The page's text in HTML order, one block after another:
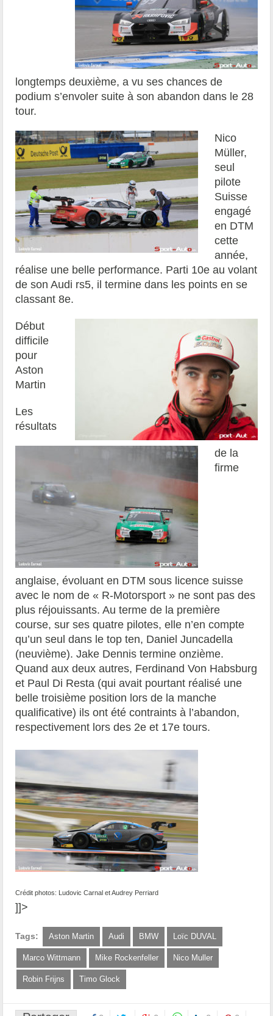
longtemps deuxième, a vu ses chances de
podium s’envoler suite à son abandon dans le 28
tour.
Nico
Müller,
seul
pilote
Suisse
engagé
en DTM
cette
année,
réalise une belle performance. Parti 10e au volant
de son Audi rs5, il termine dans les points en se
classant 8e.
Début
difficile
pour
Aston
Martin
Les
résultats
de la
firme
anglaise, évoluant en DTM sous licence suisse
avec le nom de « R-Motorsport » ne sont pas des
plus réjouissants. Au terme de la première
course, sur ses quatre pilotes, elle n’en compte
qu’un seul dans le top ten, Daniel Juncadella
(neuvième). Jake Dennis termine onzième.
Quand aux deux autres, Ferdinand Von Habsburg
et Paul Di Resta (qui avait pourtant réalisé une
belle troisième position lors de la manche
qualificative) ils ont été contraints à l’abandon,
respectivement lors des 2e et 17e tours.
Crédit photos: Ludovic Carnal et Audrey Perriard
]]>
Tags: Aston Martin Audi BMW Loïc DUVAL
Marco Wittmann Mike Rockenfeller Nico Muller
Robin Frijns Timo Glock